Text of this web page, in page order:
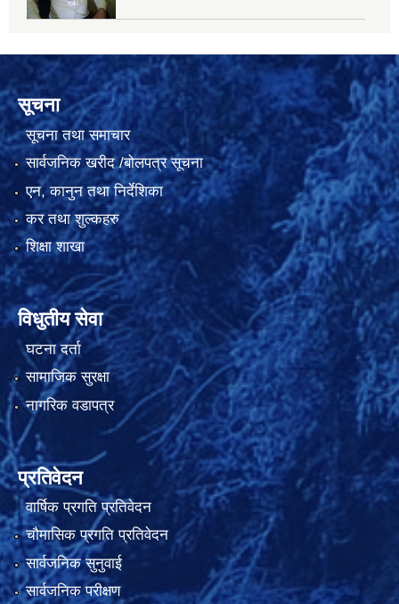
सूचना
सूचना तथा समाचार
सार्वजनिक खरीद /बोलपत्र सूचना
एन, कानुन तथा निर्देशिका
कर तथा शुल्कहरु
शिक्षा शाखा
विधुतीय सेवा
घटना दर्ता
सामाजिक सुरक्षा
नागरिक वडापत्र
प्रतिवेदन
वार्षिक प्रगति प्रतिवेदन
चौमासिक प्रगति प्रतिवेदन
सार्वजनिक सुनुवाई
सार्वजनिक परीक्षण